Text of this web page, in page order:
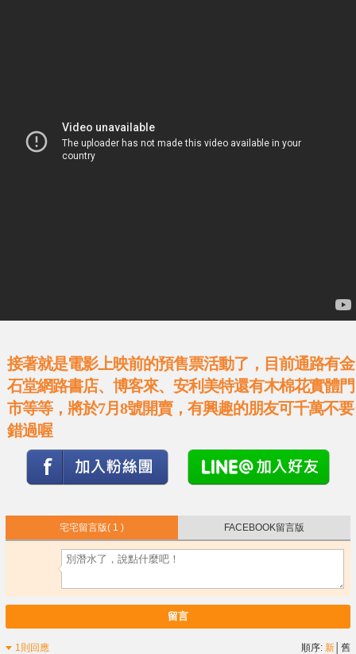
接著就是電影上映前的預售票活動了，目前通路有金
石堂網路書店、博客來、安利美特還有木棉花實體門
市等等，將於7月8號開賣，有興趣的朋友可千萬不要
錯過喔
宅宅留言版( 1 ) FACEBOOK留言版
留言
1則回應 順序:新 │舊